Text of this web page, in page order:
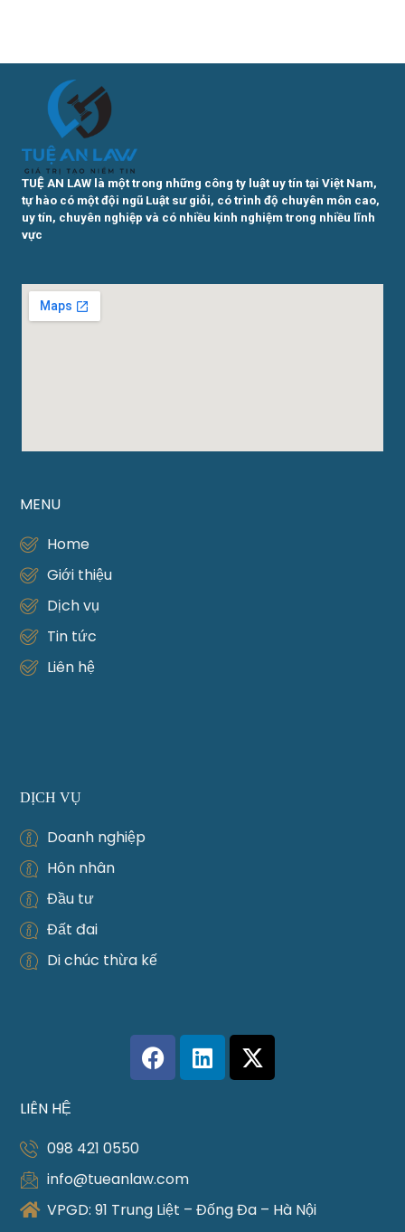
TUỆ AN LAW là một trong những công ty luật uy tín tại Việt Nam,
tự hào có một đội ngũ Luật sư giỏi, có trình độ chuyên môn cao,
uy tín, chuyên nghiệp và có nhiều kinh nghiệm trong nhiều lĩnh
vực
MENU
Home
Giới thiệu
Dịch vụ
Tin tức
Liên hệ
DỊCH VỤ
Doanh nghiệp
Hôn nhân
Đầu tư
Đất đai
Di chúc thừa kế
LIÊN HỆ
098 421 0550
info@tueanlaw.com
VPGD: 91 Trung Liệt – Đống Đa – Hà Nội